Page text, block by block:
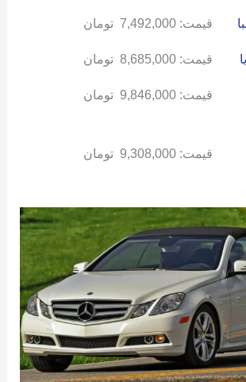
قیمت: 7,492,000 تومان
قیمت: 8,685,000 تومان
قیمت: 9,846,000 تومان
قیمت: 9,308,000 تومان